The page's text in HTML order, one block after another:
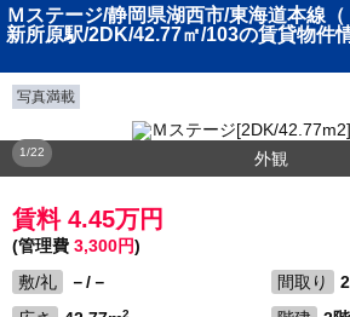
Ｍステージ/静岡県湖西市/東海道本線（
新所原駅/2DK/42.77㎡/103の賃貸物件
写真満載
1/22 外観
賃料 4.45万円
(管理費 3,300円)
敷/礼
－/－ 間取り
2